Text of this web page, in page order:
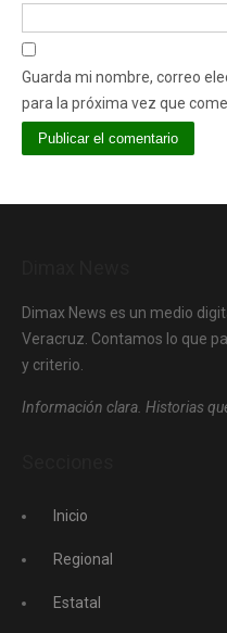
Guarda mi nombre, correo
para la próxima vez que
Dimax News es un medio
Veracruz. Contamos lo que
y criterio.
Información clara. Historias
Inicio
Regional
Estatal